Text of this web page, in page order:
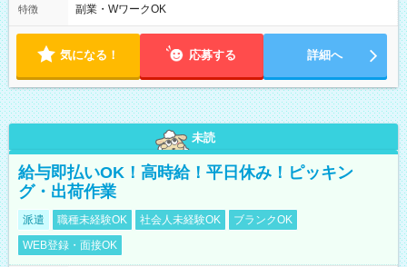
ワークで働きたい」 「夕食後の空いている時間を有効活用した
特徴 副業・WワークOK
気になる！ 応募する 詳細へ
未読
給与即払いOK！高時給！平日休み！ピッキン
グ・出荷作業
派遣 職種未経験OK 社会人未経験OK
ブランクOK
WEB登録・面接OK